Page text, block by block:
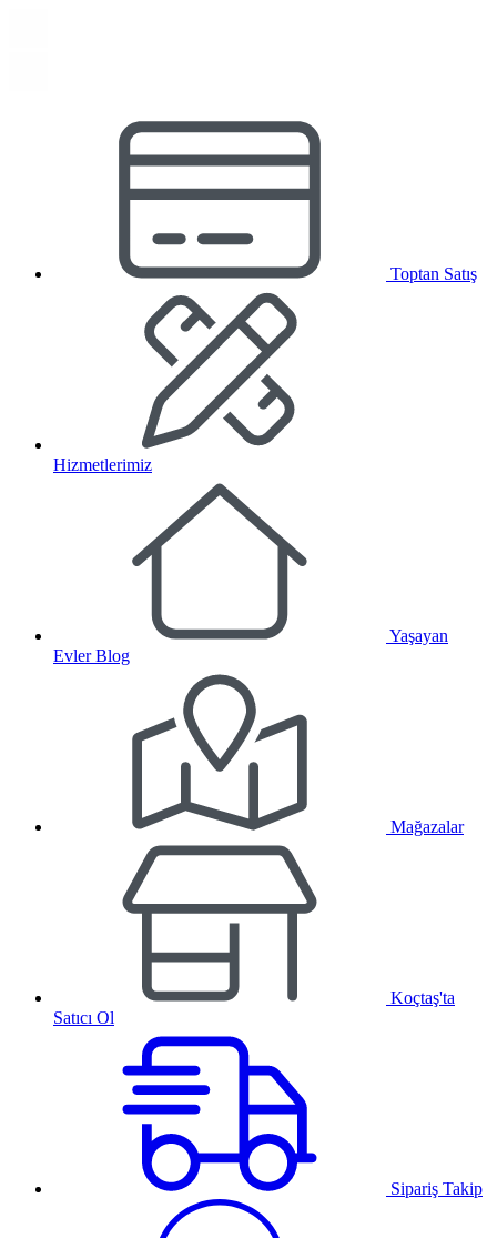
Toptan Satış
Hizmetlerimiz
Yaşayan
Evler Blog
Mağazalar
Koçtaş'ta
Satıcı Ol
Sipariş Takip